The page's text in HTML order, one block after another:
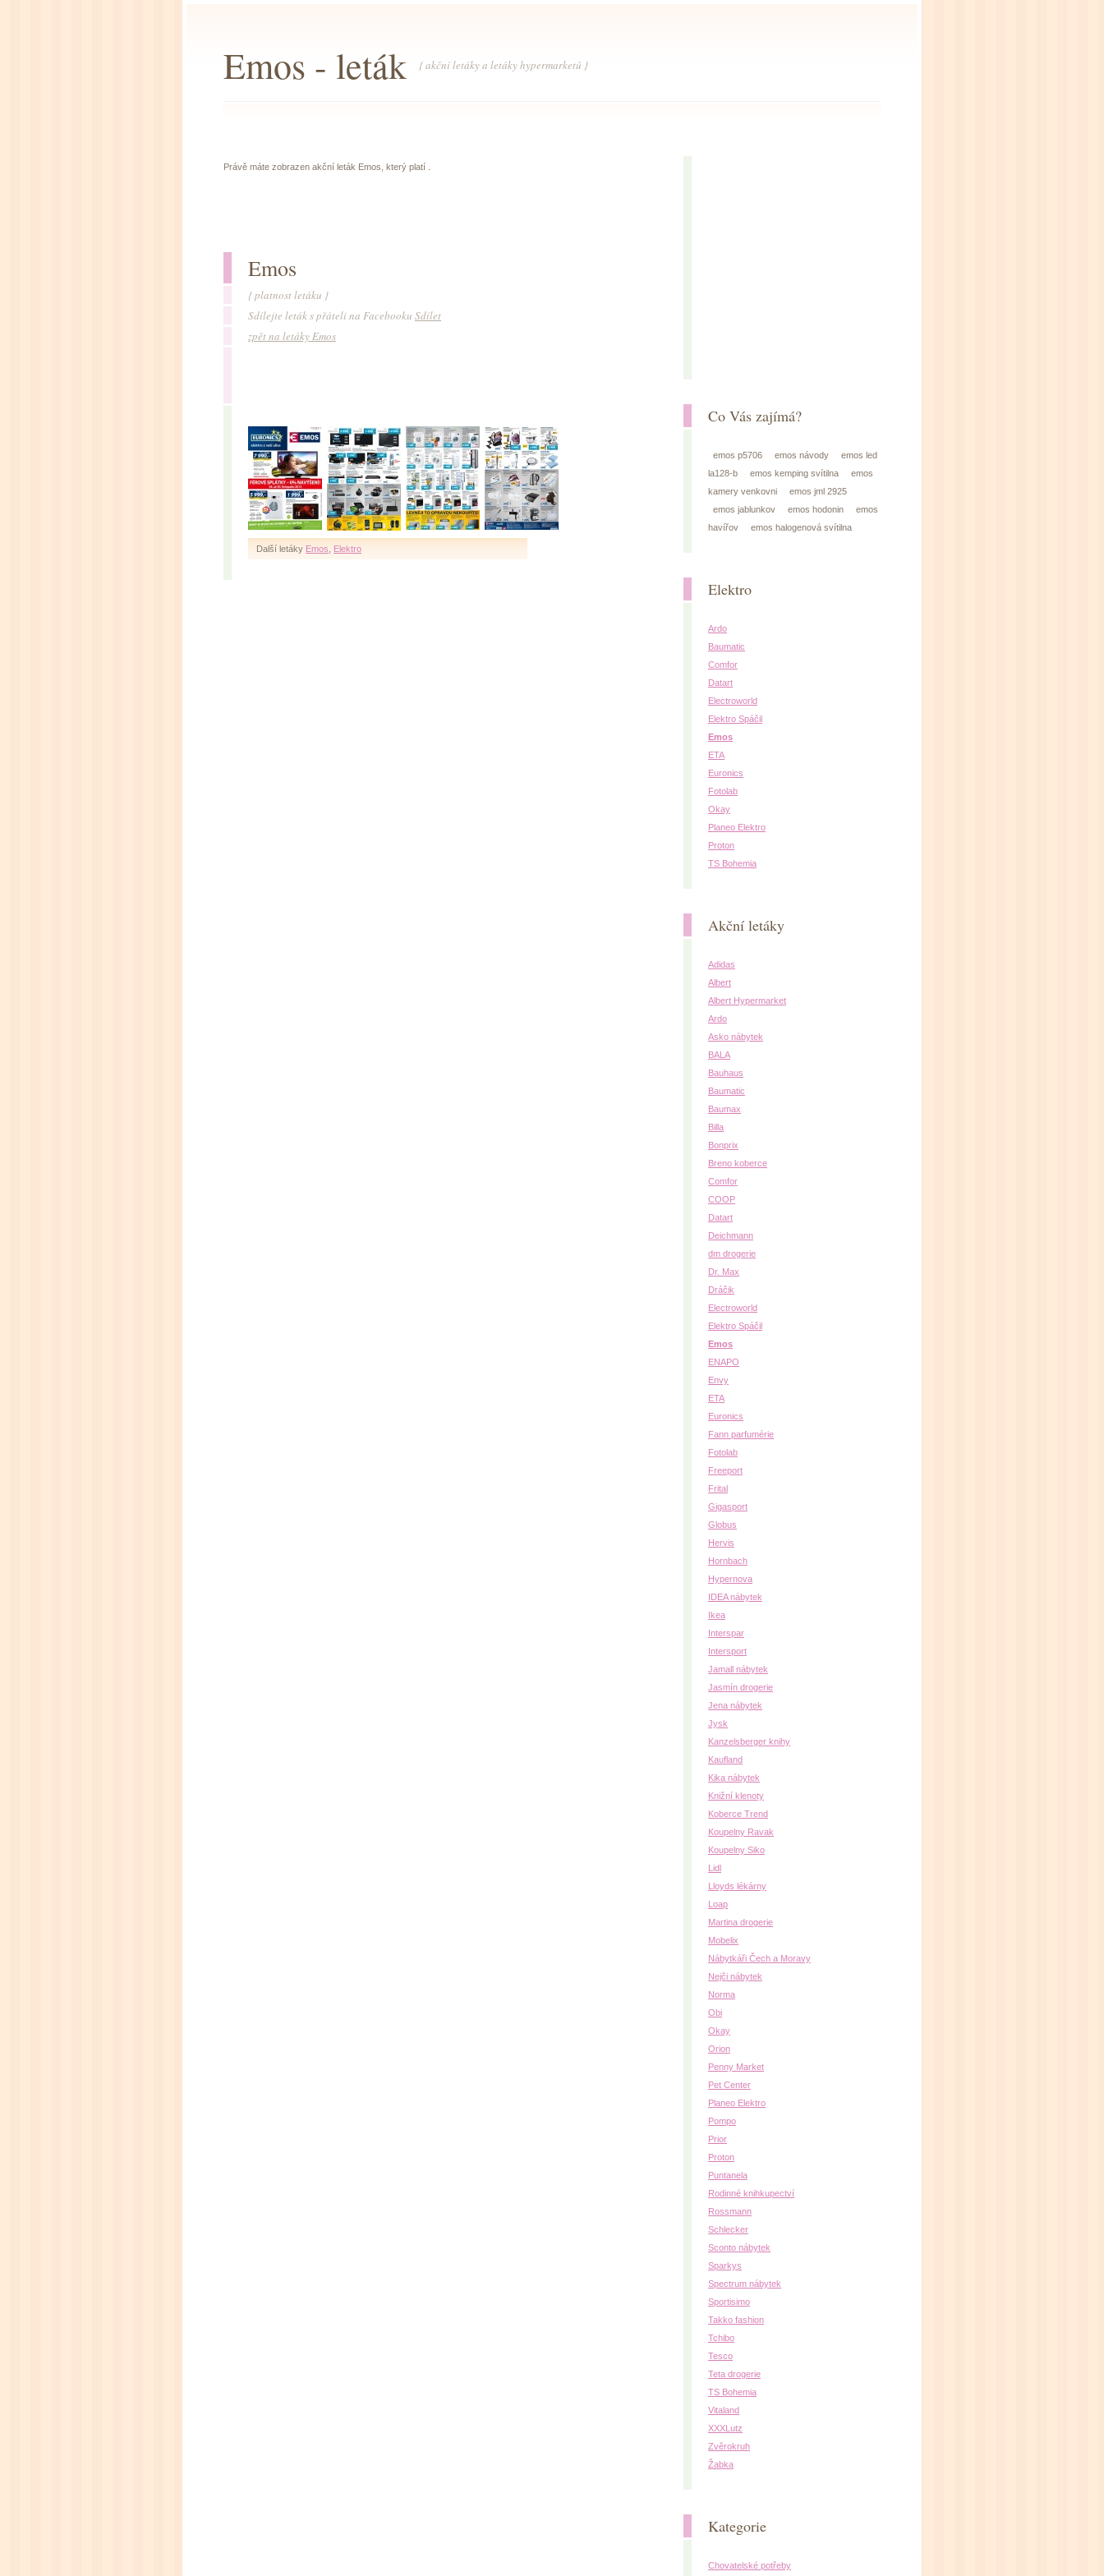
Emos - leták { akční letáky a letáky hypermarketů }
Právě máte zobrazen akční leták Emos, který platí .
Emos
{ platnost letáku }
Sdílejte leták s přáteli na Facebooku Sdílet
zpět na letáky Emos
Další letáky Emos Elektro
Co Vás zajímá?
emos p5706 emos návody
emos led
la128-b
emos kemping svítilna
emos
kamery venkovni
emos jml 2925
emos jablunkov
emos hodonin
emos
havířov
emos halogenová svítilna
Elektro
Ardo
Baumatic
Comfor
Datart
Electroworld
Elektro Spáčil
Emos
ETA
Euronics
Fotolab
Okay
Planeo Elektro
Proton
TS Bohemia
Akční letáky
Adidas
Albert
Albert Hypermarket
Ardo
Asko nábytek
BALA
Bauhaus
Baumatic
Baumax
Billa
Bonprix
Breno koberce
Comfor
COOP
Datart
Deichmann
dm drogerie
Dr. Max
Dráčik
Electroworld
Elektro Spáčil
Emos
ENAPO
Envy
ETA
Euronics
Fann parfumérie
Fotolab
Freeport
Frital
Gigasport
Globus
Hervis
Hornbach
Hypernova
IDEA nábytek
Ikea
Interspar
Intersport
Jamall nábytek
Jasmín drogerie
Jena nábytek
Jysk
Kanzelsberger knihy
Kaufland
Kika nábytek
Knižní klenoty
Koberce Trend
Koupelny Ravak
Koupelny Siko
Lidl
Lloyds lékárny
Loap
Martina drogerie
Mobelix
Nábytkáři Čech a Moravy
Nejči nábytek
Norma
Obi
Okay
Orion
Penny Market
Pet Center
Planeo Elektro
Pompo
Prior
Proton
Puntanela
Rodinné knihkupectví
Rossmann
Schlecker
Sconto nábytek
Sparkys
Spectrum nábytek
Sportisimo
Takko fashion
Tchibo
Tesco
Teta drogerie
TS Bohemia
Vitaland
XXXLutz
Zvěrokruh
Žabka
Kategorie
Chovatelské potřeby